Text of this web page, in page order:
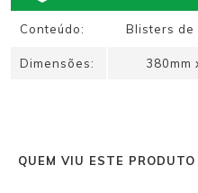
Conteúdo: Blisters de
Dimensões: 380mm
QUEM VIU ESTE